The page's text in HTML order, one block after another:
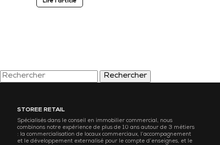
Lire l'article
Rechercher
STOREE RETAIL
Spécialisés dans le conseil en immobilier commercial, nous
combinons notre expérience de plus de 10 ans autour de 3 métiers
: la commercialisation de locaux commerciaux, l’accompagnement
et le développement externalisé pour le compte d’enseignes, et le